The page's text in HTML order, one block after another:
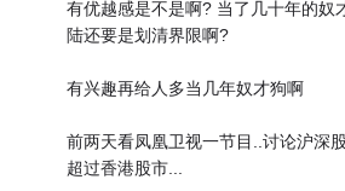
有优越感是不是啊? 当了几十年的奴
陆还要是划清界限啊?
有兴趣再给人多当几年奴才狗啊
前两天看凤凰卫视一节目..讨论沪深
超过香港股市...